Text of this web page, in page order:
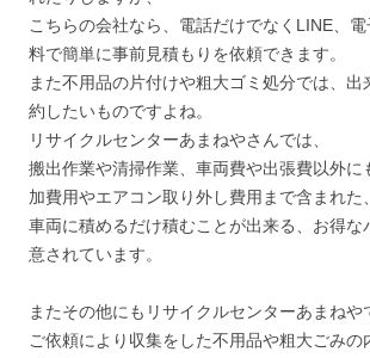
こちらの会社なら、電話だけでなくLINE、
料で簡単に事前見積もりを依頼できます。
また不用品の片付けや粗大ゴミ処分では、出
約したいものですよね。
リサイクルセンターあまねやさんでは、
搬出作業や清掃作業、車両費や出張費以外に
加費用やエアコン取り外し費用まで含まれた、
車両に積めるだけ積むことが出来る、お得な
意されています。
またその他にもリサイクルセンターあまねや
ご依頼により収集をした不用品や粗大ごみの